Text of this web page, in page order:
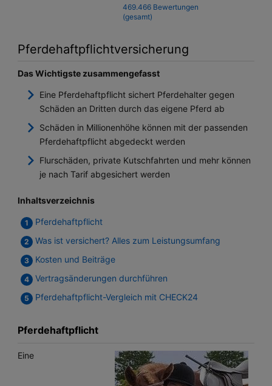
469.466 Bewertungen
(gesamt)
Pferdehaftpflichtversicherung
Das Wichtigste zusammengefasst
Eine Pferdehaftpflicht sichert Pferdehalter gegen
Schäden an Dritten durch das eigene Pferd ab
Schäden in Millionenhöhe können mit der passenden
Pferdehaftpflicht abgedeckt werden
Flurschäden, private Kutschfahrten und mehr können
je nach Tarif abgesichert werden
Inhaltsverzeichnis
Pferdehaftpflicht
Was ist versichert? Alles zum Leistungsumfang
Kosten und Beiträge
Vertragsänderungen durchführen
Pferdehaftpflicht-Vergleich mit CHECK24
Pferdehaftpflicht
Eine